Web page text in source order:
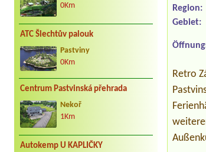
0Km
ATC Šlechtův palouk
Pastviny
0Km
Centrum Pastvinská přehrada
Nekoř
1Km
Autokemp U KAPLIČKY
Region:
Gebiet:
Retro